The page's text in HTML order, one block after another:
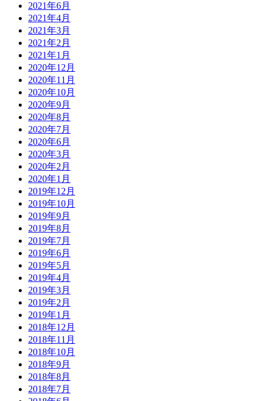
2021年6月
2021年4月
2021年3月
2021年2月
2021年1月
2020年12月
2020年11月
2020年10月
2020年9月
2020年8月
2020年7月
2020年6月
2020年3月
2020年2月
2020年1月
2019年12月
2019年10月
2019年9月
2019年8月
2019年7月
2019年6月
2019年5月
2019年4月
2019年3月
2019年2月
2019年1月
2018年12月
2018年11月
2018年10月
2018年9月
2018年8月
2018年7月